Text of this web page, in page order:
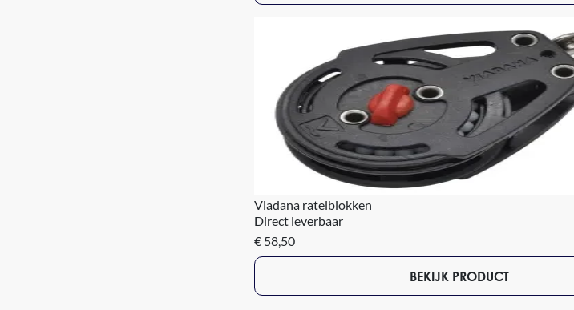
Viadana ratelblokken
Direct leverbaar
€ 58,50
BEKIJK PRODUCT